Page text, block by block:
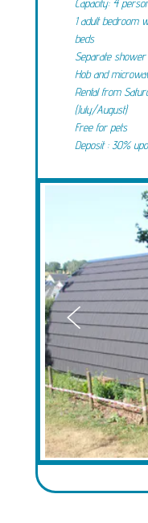

Capacity: 4
1 adult bedroom
beds
Separate shower
Hob and
Rental from
(July/August)
Free for pets
Deposit : 30%